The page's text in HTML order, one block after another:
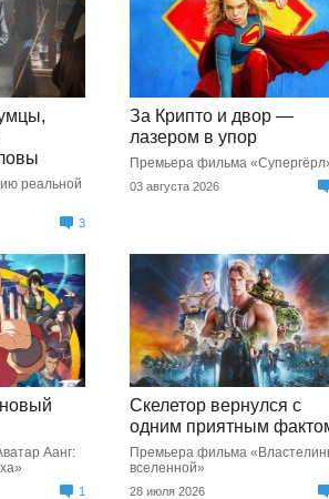
реальной
3
За Крипто и двор —
лазером в упор
Премьера фильма
03 августа 2026
Аанг:
1
Скелетор вернулся с
одним приятным
Премьера фильма
вселенной»
28 июля 2026